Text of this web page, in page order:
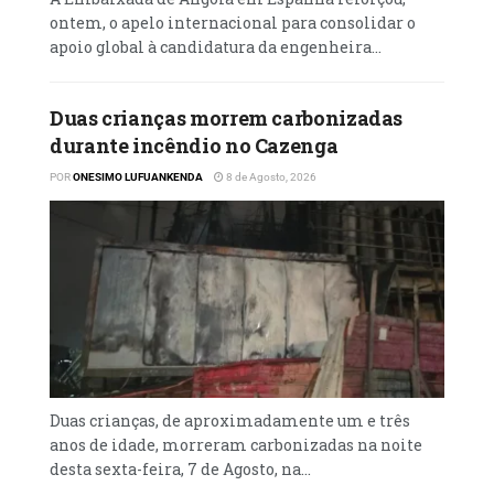
ontem, o apelo internacional para consolidar o
apoio global à candidatura da engenheira...
Duas crianças morrem carbonizadas
durante incêndio no Cazenga
PORONESIMO LUFUANKENDA 8 de Agosto, 2026
Duas crianças, de aproximadamente um e três
anos de idade, morreram carbonizadas na noite
desta sexta-feira, 7 de Agosto, na...